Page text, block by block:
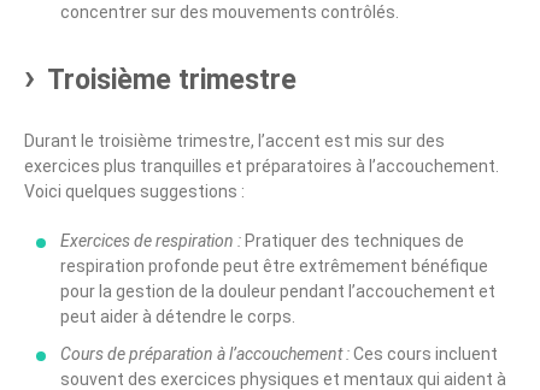
concentrer sur des mouvements contrôlés.
Troisième trimestre
Durant le troisième trimestre, l’accent est mis sur des
exercices plus tranquilles et préparatoires à l’accouchement.
Voici quelques suggestions :
Exercices de respiration : Pratiquer des techniques de
respiration profonde peut être extrêmement bénéfique
pour la gestion de la douleur pendant l’accouchement et
peut aider à détendre le corps.
Cours de préparation à l’accouchement :Ces cours incluent
souvent des exercices physiques et mentaux qui aident à